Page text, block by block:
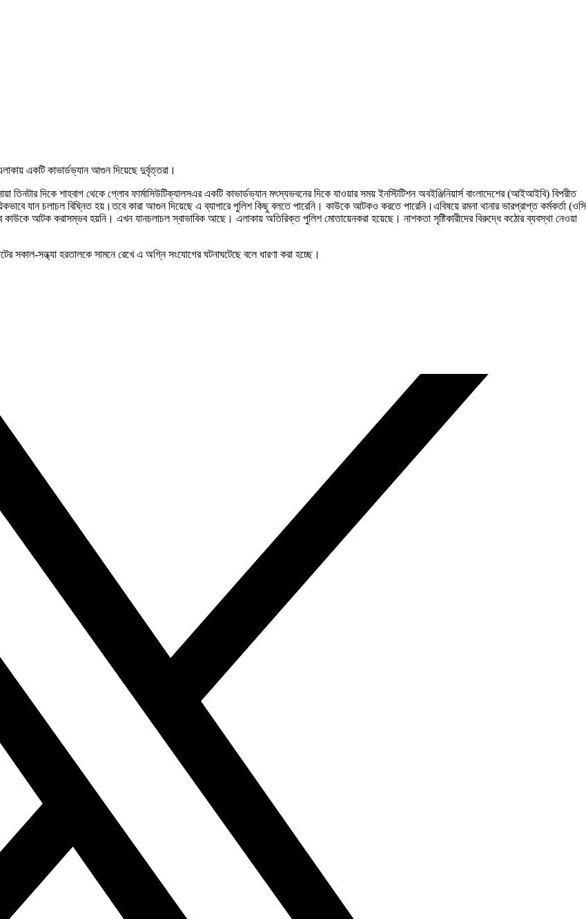
একটি কাভার্ডভ্যান আগুন দিয়েছে দুর্বৃত্তরা।
তিনটার দিকে শাহবাগ থেকে গ্লোব ফার্মাসিউটিক্যালসএর একটি কাভার্ডভ্যান মৎস্যভবনের দিকে যাওয়ার সময় ইনস্টিটিশন অবইঞ্জিনিয়ার্স বাংলাদেশের (আইআইবি) বিপরীত
যান চলাচল বিঘ্নিত হয়।তবে কারা অ‍াগুন দিয়েছে এ ব্যাপারে পুলিশ কিছু বলতে পারেনি। কাউকে আটকও করতে পারেনি।এবিষয়ে রমনা থানার ভারপ্রাপ্ত কর্মকর্তা
আটক করাসম্ভব হয়নি। এখন যানচলাচল স্বাভাবিক আছে। এলাকায় অতিরিক্ত পুলিশ মোতায়েনকরা হয়েছে। নাশকতা সৃষ্টিকারীদের বিরুদ্ধে কঠোর ব্যবস্থা নেওয়া
সকাল-সন্ধ্যা হরতালকে সামনে রেখে এ অগ্নি সংযোগের ঘটনাঘটেছে বলে ধারণা করা হচ্ছে।